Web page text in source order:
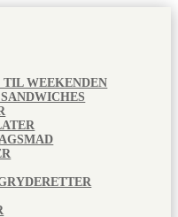
TIL WEEKENDEN